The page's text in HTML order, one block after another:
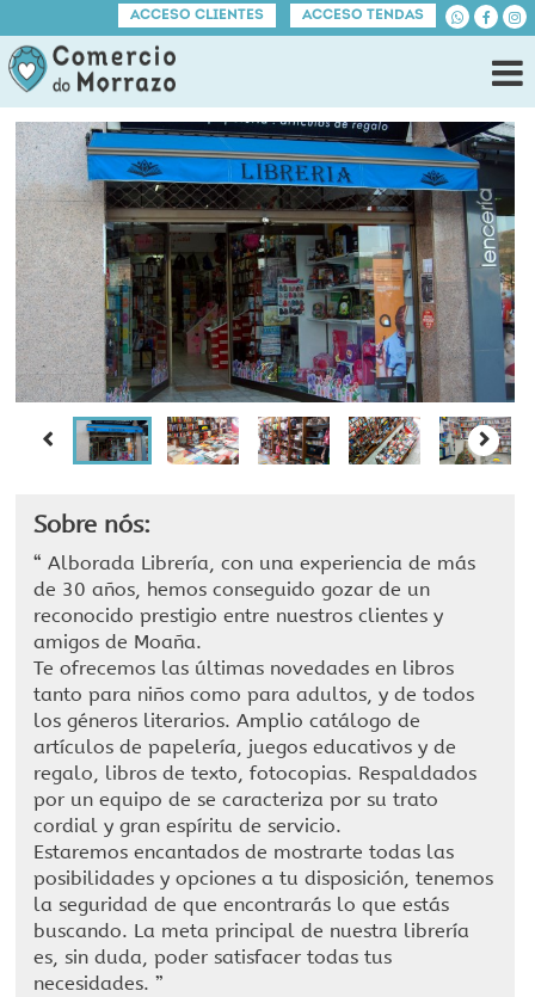
ACCESO CLIENTES ACCESO TENDAS
Sobre nós:
“ Alborada Librería, con una experiencia de más
de 30 años, hemos conseguido gozar de un
reconocido prestigio entre nuestros clientes y
amigos de Moaña.
Te ofrecemos las últimas novedades en libros
tanto para niños como para adultos, y de todos
los géneros literarios. Amplio catálogo de
artículos de papelería, juegos educativos y de
regalo, libros de texto, fotocopias. Respaldados
por un equipo de se caracteriza por su trato
cordial y gran espíritu de servicio.
Estaremos encantados de mostrarte todas las
posibilidades y opciones a tu disposición, tenemos
la seguridad de que encontrarás lo que estás
buscando. La meta principal de nuestra librería
es, sin duda, poder satisfacer todas tus
necesidades. ”